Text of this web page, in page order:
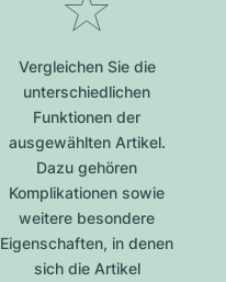
Vergleichen Sie die
unterschiedlichen
Funktionen der
ausgewählten Artikel.
Dazu gehören
Komplikationen sowie
weitere besondere
Eigenschaften, in denen
sich die Artikel